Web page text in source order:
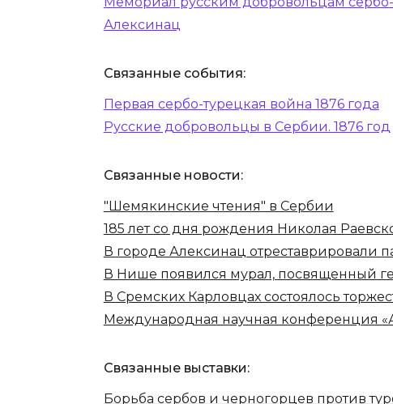
Алексинац
Связанные события:
Первая сербо-турецкая война 1876 года
Русские добровольцы в Сербии. 1876 год
Связанные новости:
"Шемякинские чтения" в Сербии
185 лет со дня рождения Николая
В городе Алексинац отреставрировали
В Нише появился мурал, посвященный
В Сремских Карловцах состоялось
Международная научная конференция
Связанные выставки:
Борьба сербов и черногорцев против